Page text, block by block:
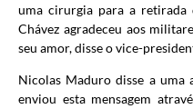
uma cirurgia para a retirada
Chávez agradeceu aos
seu amor, disse o vice-
Nicolas Maduro disse a
enviou esta mensagem